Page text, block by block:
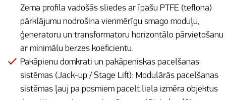
Zema profila vadošās sliedes ar īpašu PTFE (teflona)
pārklājumu nodrošina vienmērīgu smago moduļu,
ģeneratoru un transformatoru horizontālo pārvietošanu
ar minimālu berzes koeficientu.
Pakāpienu domkrati un pakāpeniskas pacelšanas
sistēmas (Jack-up / Stage Lift): Modulārās pacelšanas
sistēmas ļauj pa posmiem pacelt liela izmēra objektus